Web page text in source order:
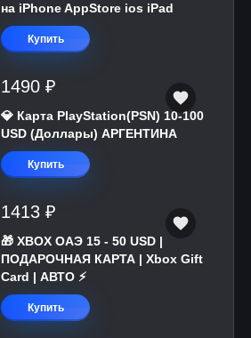
на iPhone AppStore ios iPad
Купить
1490 ₽
💎 Карта PlayStation(PSN) 10-100
USD (Доллары) АРГЕНТИНА
Купить
1413 ₽
🎁 XBOX ОАЭ 15 - 50 USD |
ПОДАРОЧНАЯ КАРТА | Xbox Gift
Card | АВТО ⚡
Купить